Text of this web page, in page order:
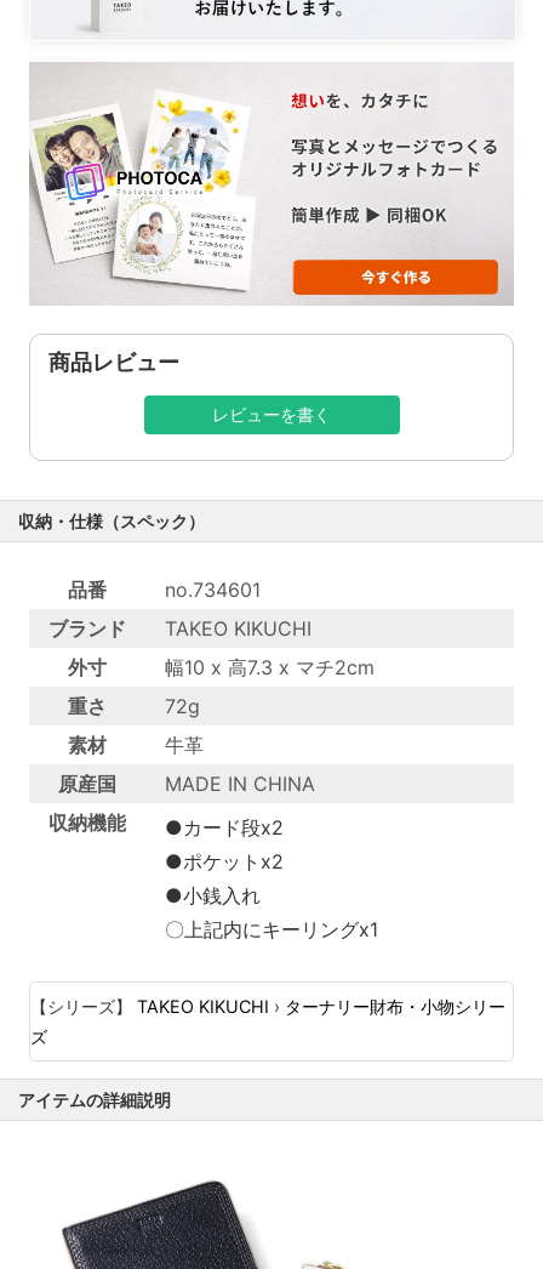
商品レビュー
レビューを書く
収納・仕様（スペック）
品番
no.734601
ブランド
TAKEO KIKUCHI
外寸
幅10 x 高7.3 x マチ2cm
重さ
72g
素材
牛革
原産国
MADE IN CHINA
収納機能
●カード段x2
●ポケットx2
●小銭入れ
〇上記内にキーリングx1
【シリーズ】 TAKEO KIKUCHI › ターナリー財布・小物シリー
ズ
アイテムの詳細説明